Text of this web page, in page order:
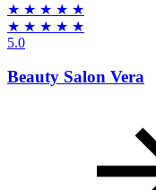
★ ★ ★ ★ ★
★ ★ ★ ★ ★
5.0
Beauty Salon Vera